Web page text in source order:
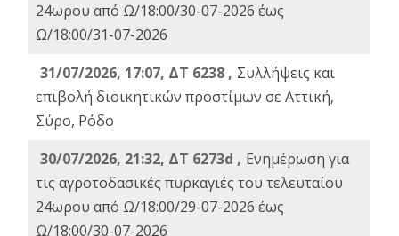
24ωρου από Ω/18:00/30-07-2026 έως
Ω/18:00/31-07-2026
31/07/2026, 17:07, ΔΤ 6238 , Συλλήψεις και
επιβολή διοικητικών προστίμων σε Αττική,
Σύρο, Ρόδο
30/07/2026, 21:32, ΔΤ 6273d , Ενημέρωση για
τις αγροτοδασικές πυρκαγιές του τελευταίου
24ωρου από Ω/18:00/29-07-2026 έως
Ω/18:00/30-07-2026